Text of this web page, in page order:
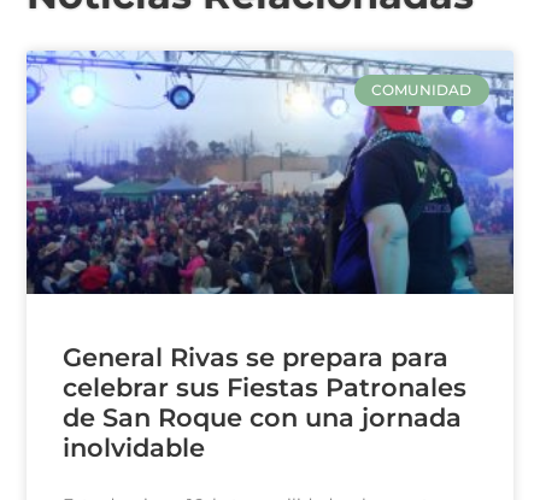
COMUNIDAD
General Rivas se prepara para
celebrar sus Fiestas Patronales
de San Roque con una jornada
inolvidable